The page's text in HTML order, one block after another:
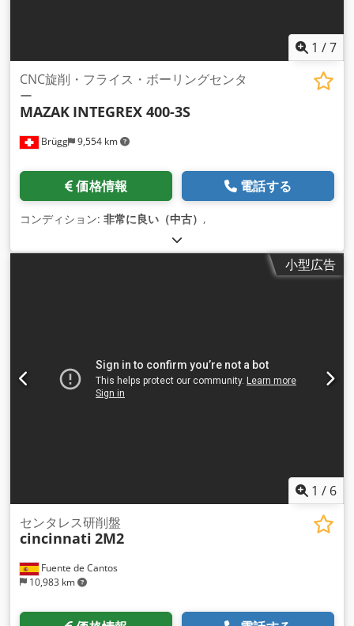
1 /7
Brügg 9,554 km
CNC旋削・フライス・ボーリングセンタ
ー
MAZAK INTEGREX 400-3S
価格情報 電話する
コンディション: 非常に良い（中古） ,
小型広告
1 / 6
Fuente de Cantos
10,983 km
センタレス研削盤
cincinnati 2M2